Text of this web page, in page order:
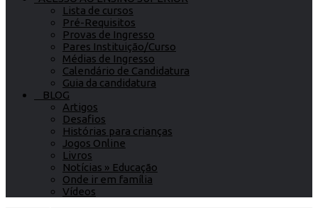
Lista de cursos
Pré-Requisitos
Provas de Ingresso
Pares Instituição/Curso
Médias de Ingresso
Calendário de Candidatura
Guia da candidatura
BLOG
Artigos
Desafios
Histórias para crianças
Jogos Online
Livros
Notícias » Educação
Onde ir em família
Vídeos